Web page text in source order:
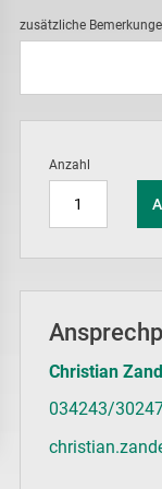
zusätzliche
Anzahl
Christian
034243/